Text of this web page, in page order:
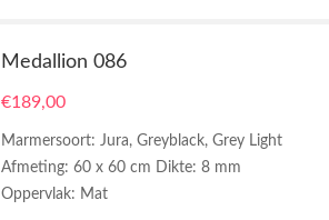
Medallion 086
€189,00
Marmersoort: Jura, Greyblack, Grey Light
Afmeting: 60 x 60 cm Dikte: 8 mm
Oppervlak: Mat